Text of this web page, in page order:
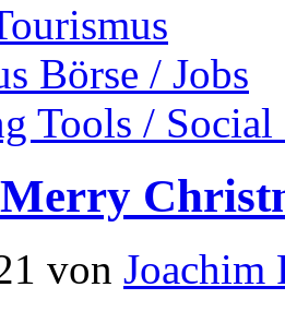
Börse / Jobs
Tools /
von Joachim